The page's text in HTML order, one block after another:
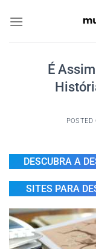
É
POSTED
DESCUBRA A
SITES PARA